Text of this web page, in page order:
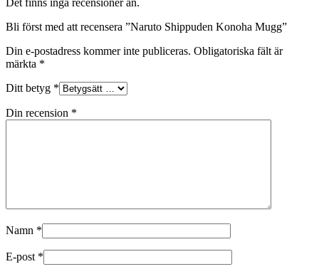
Det finns inga recensioner än.
Bli först med att recensera ”Naruto Shippuden Konoha Mugg”
Din e-postadress kommer inte publiceras. Obligatoriska fält är
märkta *
Ditt betyg *
Din recension *
Namn *
E-post *